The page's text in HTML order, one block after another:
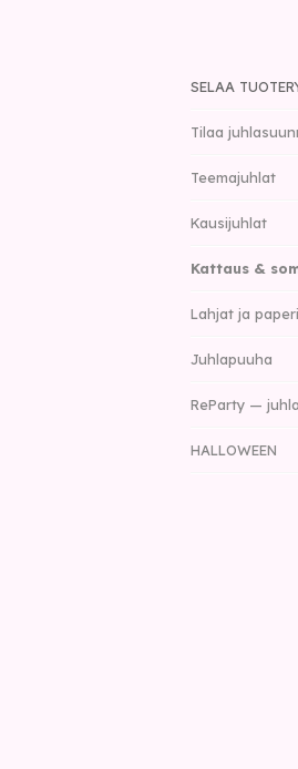
SELAA
Tilaa
Teemajuhlat
Kausijuhlat
Kattaus &
Lahjat ja
Juhlapuuha
ReParty —
HALLOWEEN